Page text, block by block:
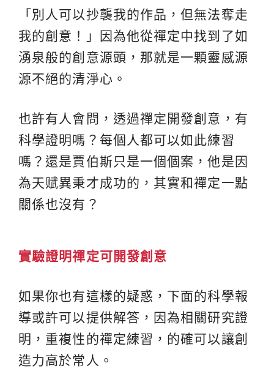
「別人可以抄襲我的作品，但無法奪走
我的創意！」因為他從禪定中找到了如
湧泉般的創意源頭，那就是一顆靈感源
源不絕的清淨心。
也許有人會問，透過禪定開發創意，有
科學證明嗎？每個人都可以如此練習
嗎？還是賈伯斯只是一個個案，他是因
為天赋異秉才成功的，其實和禪定一點
關係也沒有？
實驗證明禪定可開發創意
如果你也有這樣的疑惑，下面的科學報
導或許可以提供解答，因為相關研究證
明，重複性的禪定練習，的確可以讓創
造力高於常人。